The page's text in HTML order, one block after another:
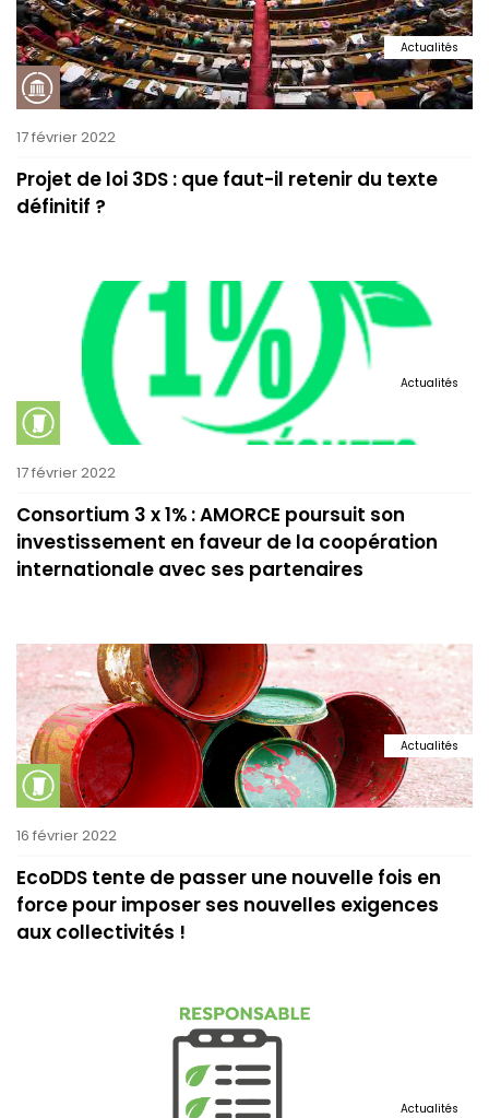
Actualités
17 février 2022
Projet de loi 3DS : que faut-il retenir du texte
définitif ?
Actualités
17 février 2022
Consortium 3 x 1% : AMORCE poursuit son
investissement en faveur de la coopération
internationale avec ses partenaires
Actualités
16 février 2022
EcoDDS tente de passer une nouvelle fois en
force pour imposer ses nouvelles exigences
aux collectivités !
Actualités